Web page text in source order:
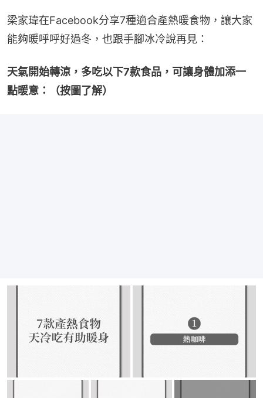
梁家瑋在Facebook分享7種適合產熱暖食物，讓大家
能夠暖呼呼好過冬，也跟手腳冰冷說再見：
天氣開始轉涼，多吃以下7款食品，可讓身體加添一
點暖意：（按圖了解）